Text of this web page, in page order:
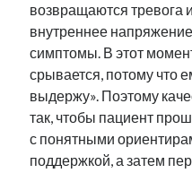
возвращаются тревога
внутреннее
симптомы. В этот
срывается, потому что
выдержу». Поэтому
так, чтобы пациент
с понятными
поддержкой, а затем